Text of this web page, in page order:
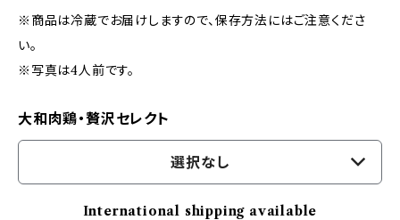
※商品は冷蔵でお届けしますので、保存方法にはご注意くださ
い。
※写真は4人前です。
大和肉鶏・贅沢セレクト
選択なし
International shipping available